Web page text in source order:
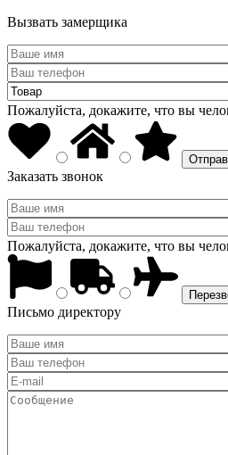
Вызвать замерщика
Пожалуйста, докажите, что вы
Заказать звонок
Пожалуйста, докажите, что вы
Письмо директору